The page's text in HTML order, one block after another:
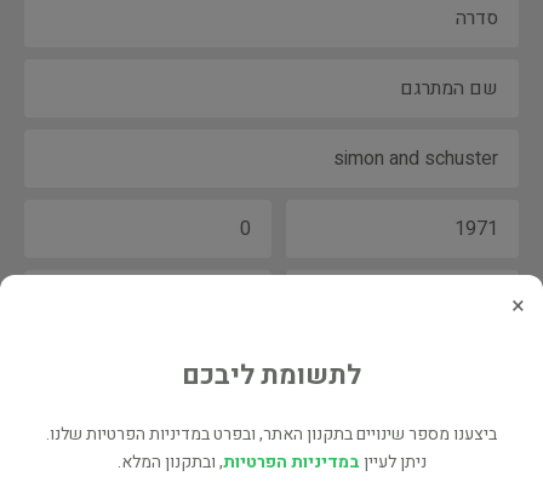
×
לתשומת ליבכם
ביצענו מספר שינויים בתקנון האתר, ובפרט במדיניות הפרטיות שלנו.
ניתן לעייןבמדיניות הפרטיות, ובתקנון המלא.